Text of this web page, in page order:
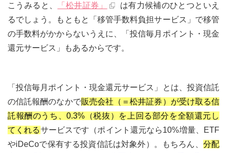
こうみると、 「松井証券」
は有力候補のひとつといえ
るでしょう。もともと「移管手数料負担サービス」で移管
の手数料がかからないうえに、「投信毎月ポイント・現金
還元サービス」もあるからです。
「投信毎月ポイント・現金還元サービス」とは、投資信託
の信託報酬のなかで販売会社（＝松井証券）が受け取る信
託報酬のうち、0.3%（税抜）を上回る部分を全額還元し
てくれるサービスです（ポイント還元なら10%増量、ETF
やiDeCoで保有する投資信託は対象外）。もちろん、 分配